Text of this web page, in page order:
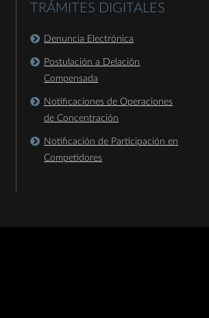
TRÁMITES DIGITALES
Denuncia Electrónica
Postulación a Delación
Compensada
Notificaciones de Operaciones
de Concentración
Notificación de Participación en
Competidores